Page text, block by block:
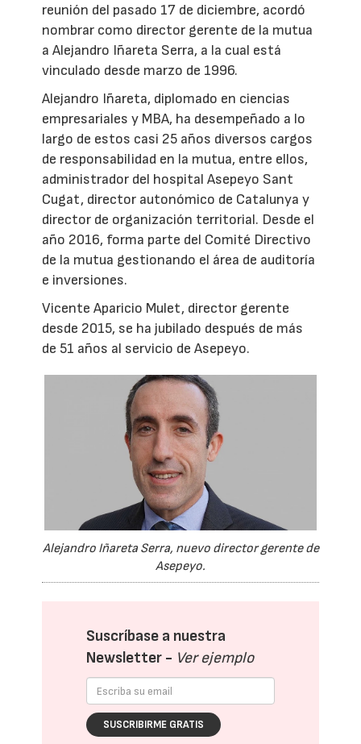
reunión del pasado 17 de diciembre, acordó
nombrar como director gerente de la mutua
a Alejandro Iñareta Serra, a la cual está
vinculado desde marzo de 1996.
Alejandro Iñareta, diplomado en ciencias
empresariales y MBA, ha desempeñado a lo
largo de estos casi 25 años diversos cargos
de responsabilidad en la mutua, entre ellos,
administrador del hospital Asepeyo Sant
Cugat, director autonómico de Catalunya y
director de organización territorial. Desde el
año 2016, forma parte del Comité Directivo
de la mutua gestionando el área de auditoría
e inversiones.
Vicente Aparicio Mulet, director gerente
desde 2015, se ha jubilado después de más
de 51 años al servicio de Asepeyo.
Alejandro Iñareta Serra, nuevo director gerente de
Asepeyo.
Suscríbase a nuestra
Newsletter - Ver ejemplo
SUSCRIBIRME GRATIS